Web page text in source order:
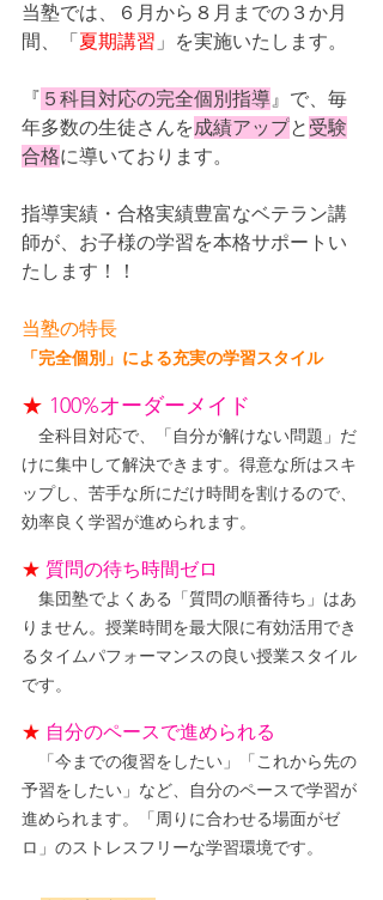
当塾では、６月から８月までの３か月
間、
「 夏期講習 」 を実施いたします。
『 ５科目対応の完全個別指導』で、毎
年多数の生徒さんを成績アップと 受験
合格に導いております。
指導実績・合格実績豊富なベテラン講
師が、お子様の学習を本格サポートい
たします！！
当塾の特長
「完全個別」による充実の学習スタイル
★ 100%オーダーメイド
全科目対応で、「自分が解けない問題」だ
けに集中して解決できます。得意な所はスキ
ップし、苦手な所にだけ時間を割けるので、
効率良く学習が進められます。
★ 質問の待ち時間ゼロ
集団塾でよくある「質問の順番待ち」はあ
りません。授業時間を最大限に有効活用でき
るタイムパフォーマンスの良い授業スタイル
です。
★ 自分のペースで進められる
「今までの復習をしたい」「これから先の
予習をしたい」など、自分のペースで学習が
進められます。「周りに合わせる場面がゼ
ロ」のストレスフリーな学習環境です。